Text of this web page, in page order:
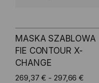
MASKA SZABLOWA
FIE CONTOUR X-
CHANGE
269,37 € - 297,66 €